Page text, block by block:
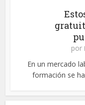
por
En un mercado
formación se